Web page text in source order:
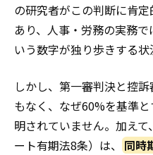
の研究者がこの判断に肯
あり、人事・労務の実務
いう数字が独り歩きする状
しかし、第一審判決と控
もなく、なぜ60%を基準
明されていません。加え
ート有期法8条）は、 同時